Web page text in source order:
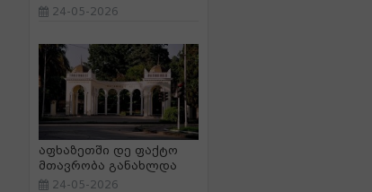
24-05-2026
აფხაზეთში დე ფაქტო
მთავრობა განახლდა
24-05-2026